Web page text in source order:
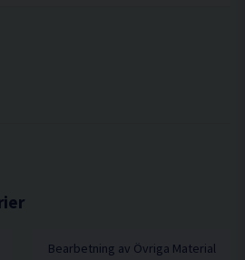
Bearbetning av Övriga Material